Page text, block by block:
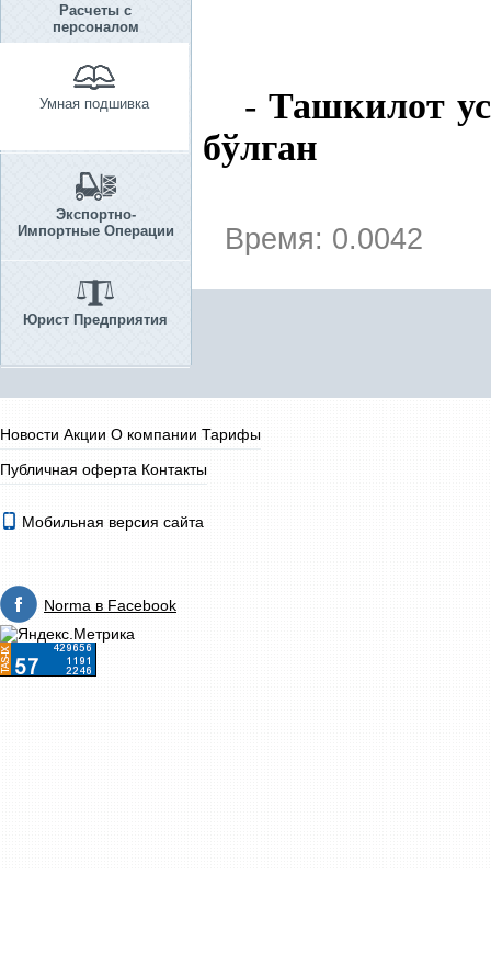
Расчеты с
персоналом
Умная подшивка
Экспортно-
Импортные Операции
Юрист Предприятия
- Ташкилот
бўлган
Время: 0.0042
Новости Акции О компании Тарифы
Публичная оферта Контакты
Мобильная версия сайта
Norma в Facebook